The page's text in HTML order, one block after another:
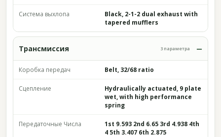
Система выхлопа
Black, 2-1-2 dual exhaust with
tapered mufflers
Трансмиссия 3 параметра
Коробка передач Belt, 32/68 ratio
Сцепление
Hydraulically actuated, 9 plate
wet, with high performance
spring
Передаточные Числа
1st 9.593 2nd 6.65 3rd 4.938 4th
4 5th 3.407 6th 2.875